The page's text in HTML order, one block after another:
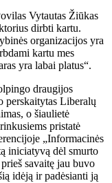
Vytautas Žiūkas
dirbti kartu.
organizacijos yra
kartu mes
yra labai platus“.
draugijos
perskaitytas Liberalų
o šiaulietė
pristatė
„Informacinės
iniciatyvą dėl smurto
savaitę jau buvo
idėją ir padėsianti ją